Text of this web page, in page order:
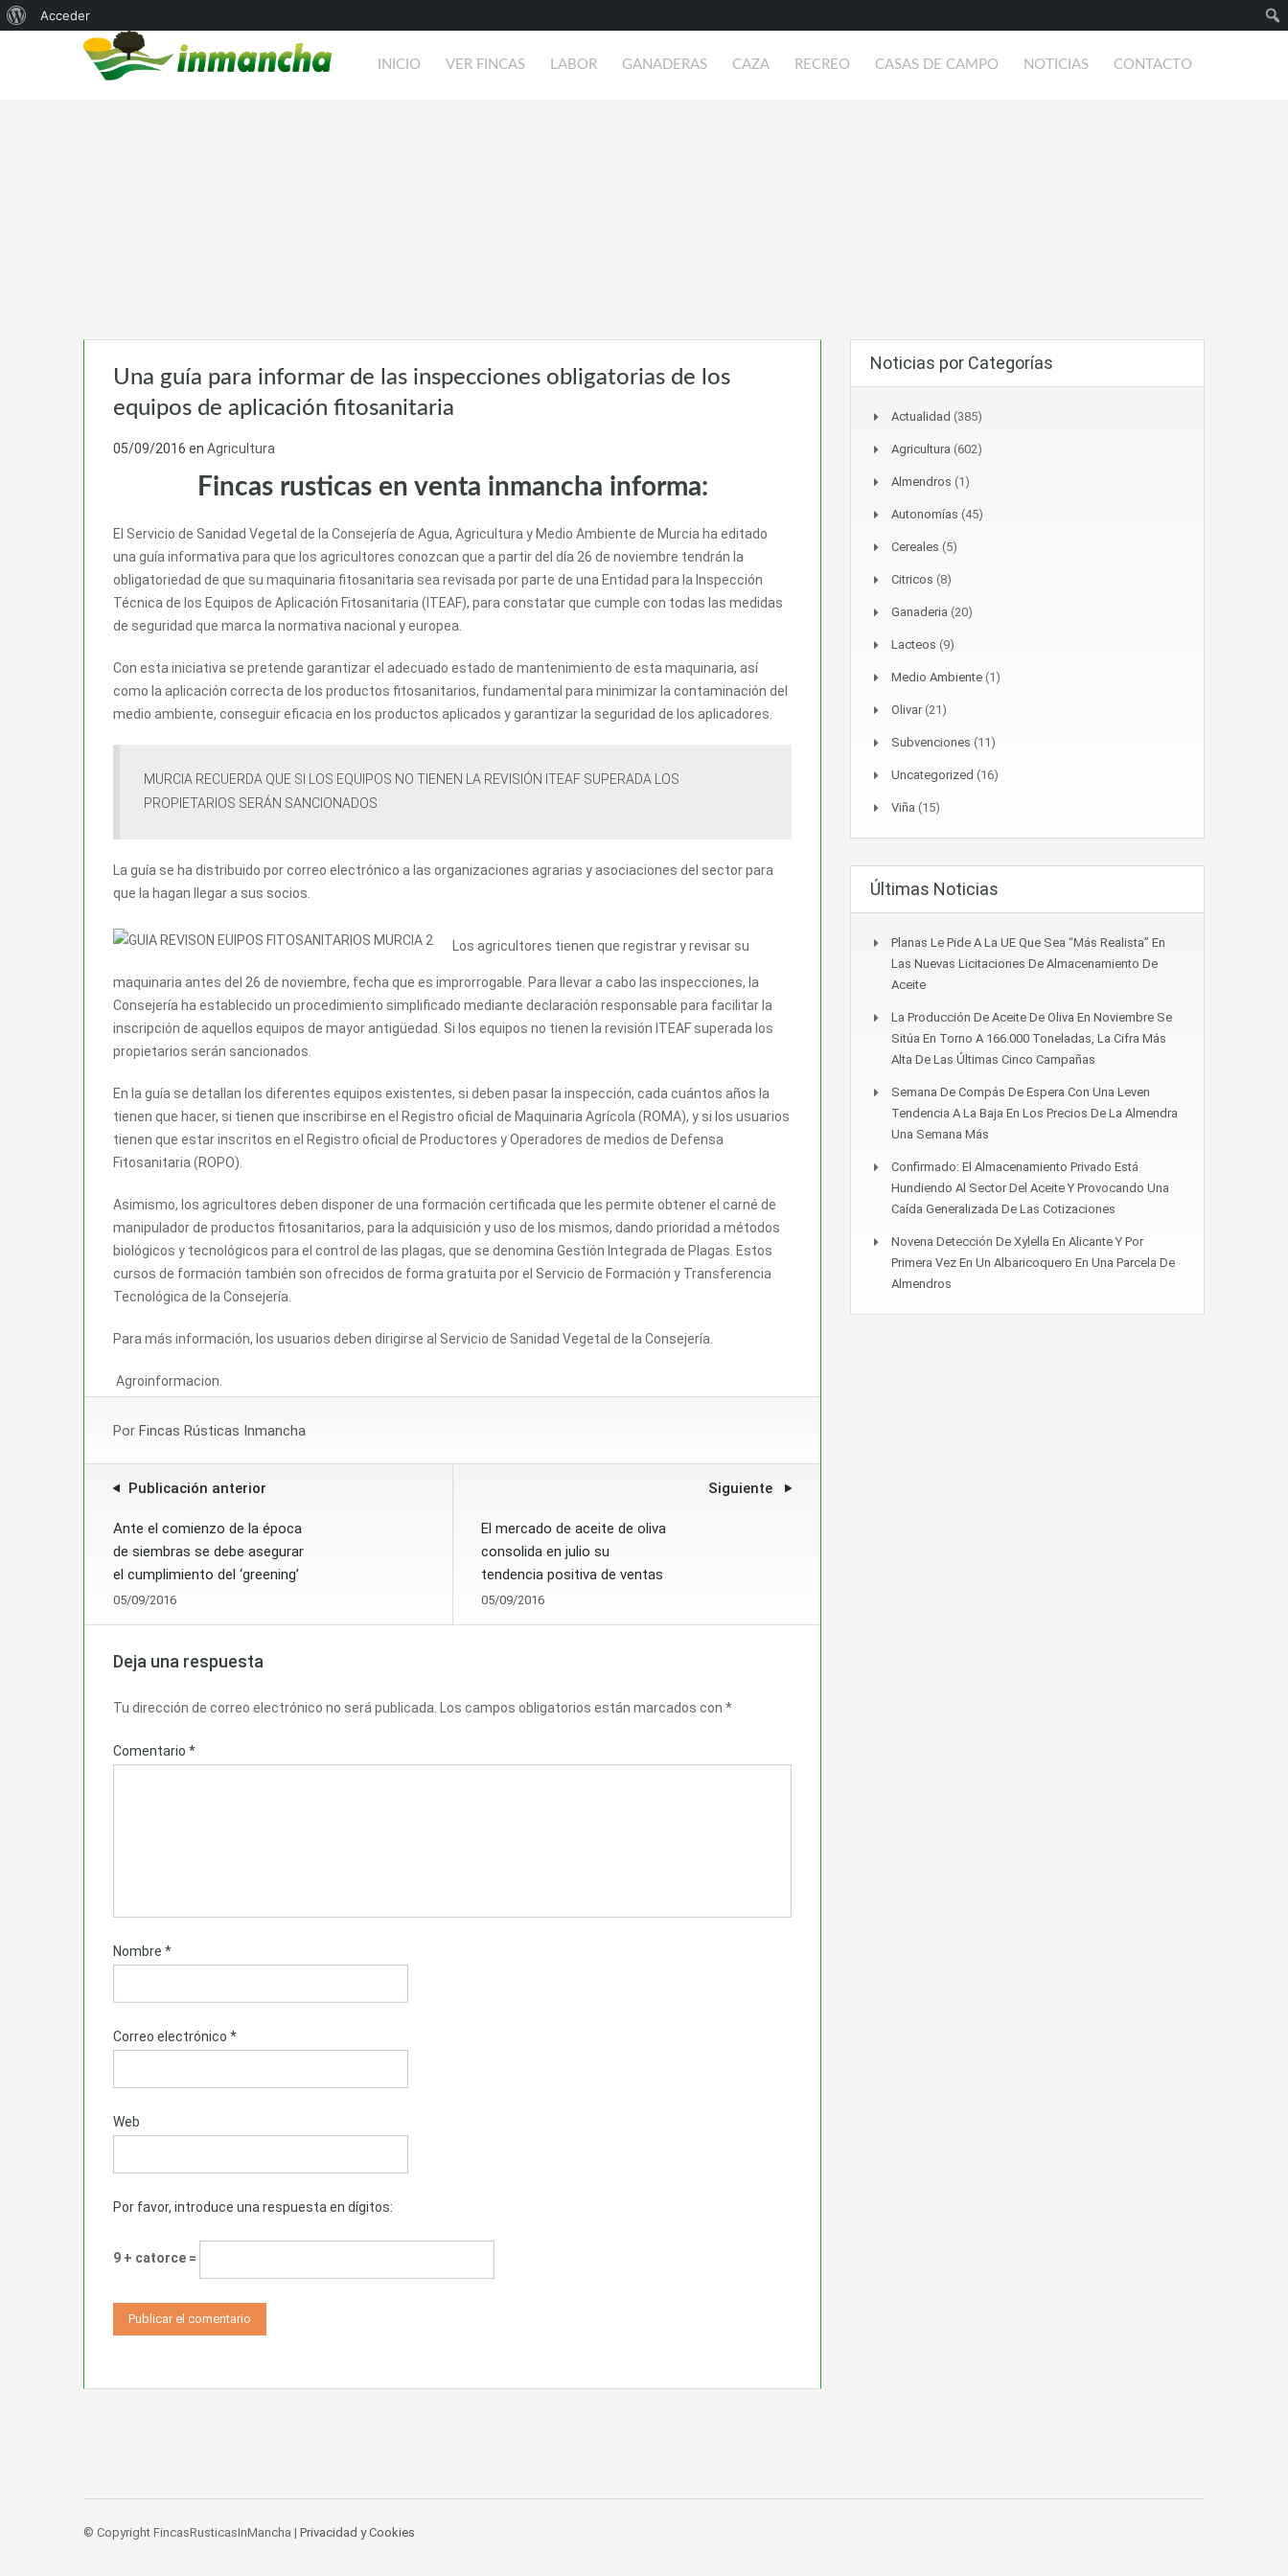
Acerca
Acceder
INICIO VER FINCAS LABOR GANADERAS CAZA RECREO CASAS DE CAMPO NOTICIAS CONTACTO
Una guía para informar de las inspecciones obligatorias de los
equipos de aplicación fitosanitaria
05/09/2016 en Agricultura
Fincas rusticas en venta inmancha informa:
El Servicio de Sanidad Vegetal de la Consejería de Agua, Agricultura y Medio Ambiente de Murcia ha editado
una guía informativa para que los agricultores conozcan que a partir del día 26 de noviembre tendrán la
obligatoriedad de que su maquinaria fitosanitaria sea revisada por parte de una Entidad para la Inspección
Técnica de los Equipos de Aplicación Fitosanitaria (ITEAF), para constatar que cumple con todas las medidas
de seguridad que marca la normativa nacional y europea.
Con esta iniciativa se pretende garantizar el adecuado estado de mantenimiento de esta maquinaria, así
como la aplicación correcta de los productos fitosanitarios, fundamental para minimizar la contaminación del
medio ambiente, conseguir eficacia en los productos aplicados y garantizar la seguridad de los aplicadores.
MURCIA RECUERDA QUE SI LOS EQUIPOS NO TIENEN LA REVISIÓN ITEAF SUPERADA LOS
PROPIETARIOS SERÁN SANCIONADOS
La guía se ha distribuido por correo electrónico a las organizaciones agrarias y asociaciones del sector para
que la hagan llegar a sus socios.
Los agricultores tienen que registrar y revisar su
maquinaria antes del 26 de noviembre, fecha que es improrrogable. Para llevar a cabo las inspecciones, la
Consejería ha establecido un procedimiento simplificado mediante declaración responsable para facilitar la
inscripción de aquellos equipos de mayor antigüedad. Si los equipos no tienen la revisión ITEAF superada los
propietarios serán sancionados.
En la guía se detallan los diferentes equipos existentes, si deben pasar la inspección, cada cuántos años la
tienen que hacer, si tienen que inscribirse en el Registro oficial de Maquinaria Agrícola (ROMA), y si los usuarios
tienen que estar inscritos en el Registro oficial de Productores y Operadores de medios de Defensa
Fitosanitaria (ROPO).
Asimismo, los agricultores deben disponer de una formación certificada que les permite obtener el carné de
manipulador de productos fitosanitarios, para la adquisición y uso de los mismos, dando prioridad a métodos
biológicos y tecnológicos para el control de las plagas, que se denomina Gestión Integrada de Plagas. Estos
cursos de formación también son ofrecidos de forma gratuita por el Servicio de Formación y Transferencia
Tecnológica de la Consejería.
Para más información, los usuarios deben dirigirse al Servicio de Sanidad Vegetal de la Consejería.
Agroinformacion.
Por Fincas Rústicas Inmancha
Publicación anterior
Ante el comienzo de la época
de siembras se debe asegurar
el cumplimiento del ‘greening’
05/09/2016
Siguiente
El mercado de aceite de oliva
consolida en julio su
tendencia positiva de ventas
05/09/2016
Deja una respuesta
Tu dirección de correo electrónico no será publicada. Los campos obligatorios están marcados con *
Comentario *
Nombre *
Correo electrónico *
Web
Por favor, introduce una respuesta en dígitos:
9 + catorce =
Noticias por Categorías
Actualidad (385)
Agricultura (602)
Almendros (1)
Autonomías (45)
Cereales (5)
Citricos (8)
Ganaderia (20)
Lacteos (9)
Medio Ambiente (1)
Olivar(21)
Subvenciones (11)
Uncategorized (16)
Viña (15)
Últimas Noticias
Planas Le Pide A La UE Que Sea “más Realista” En
Las Nuevas Licitaciones De Almacenamiento De
Aceite
La Producción De Aceite De Oliva En Noviembre Se
Sitúa En Torno A 166.000 Toneladas, La Cifra Más
Alta De Las Últimas Cinco Campañas
Semana De Compás De Espera Con Una Leven
Tendencia A La Baja En Los Precios De La Almendra
Una Semana Más
Confirmado: El Almacenamiento Privado Está
Hundiendo Al Sector Del Aceite Y Provocando Una
Caída Generalizada De Las Cotizaciones
Novena Detección De Xylella En Alicante Y Por
Primera Vez En Un Albaricoquero En Una Parcela De
Almendros
© Copyright FincasRusticasInMancha | Privacidad y Cookies